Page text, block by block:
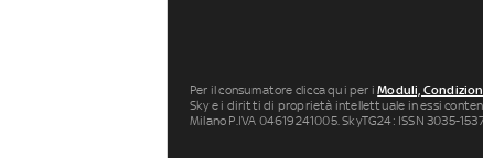
Per il consumatore clicca qui per iModuli,
Sky e i diritti di proprietà intellettuale in essi
Milano P.IVA 04619241005. SkyTG24: ISSN 3035-